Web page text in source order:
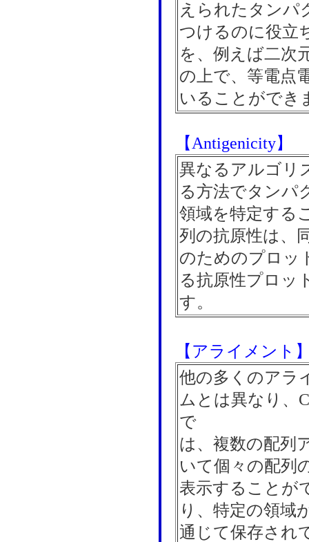
えられたタンパ
つけるのに役立
を、例えば二次
の上で、等電点
いることができ
【Antigenicity】
異なるアルゴリ
る方法でタンパ
領域を特定する
列の抗原性は、
のためのプロッ
る抗原性プロッ
す。
【アライメント
他の多くのアラ
ムとは異なり、
で
は、複数の配列
いて個々の配列
表示することが
り、特定の領域
通じて保存され